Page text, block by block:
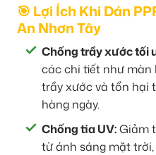
🎯 Lợi Ích Khi Dán
An Nhơn Tây
Chống trầy xước tối
các chi tiết như màn
trầy xước và tổn hại
hàng ngày.
Chống tia UV:Giảm
từ ánh sáng mặt